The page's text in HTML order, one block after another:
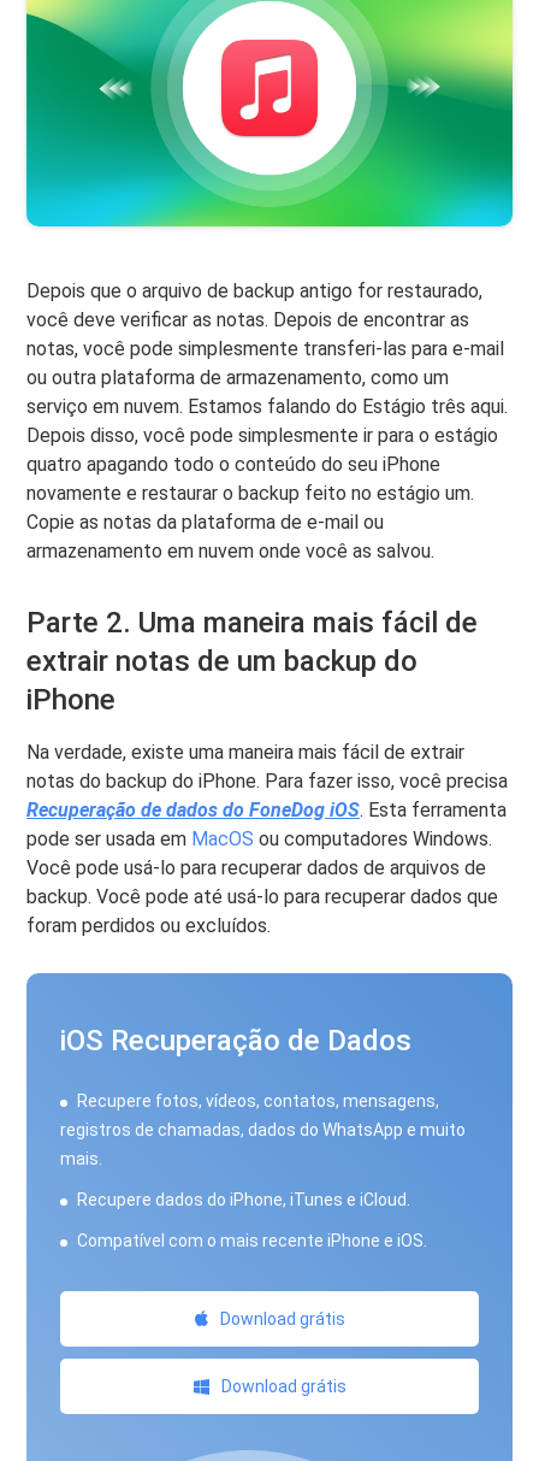
Depois que o arquivo de backup antigo for restaurado,
você deve verificar as notas. Depois de encontrar as
notas, você pode simplesmente transferi-las para e-mail
ou outra plataforma de armazenamento, como um
serviço em nuvem. Estamos falando do Estágio três aqui.
Depois disso, você pode simplesmente ir para o estágio
quatro apagando todo o conteúdo do seu iPhone
novamente e restaurar o backup feito no estágio um.
Copie as notas da plataforma de e-mail ou
armazenamento em nuvem onde você as salvou.
Parte 2. Uma maneira mais fácil de
extrair notas de um backup do
iPhone
Na verdade, existe uma maneira mais fácil de extrair
notas do backup do iPhone. Para fazer isso, você precisa
Recuperação de dados do FoneDog iOS. Esta ferramenta
pode ser usada em MacOS ou computadores Windows.
Você pode usá-lo para recuperar dados de arquivos de
backup. Você pode até usá-lo para recuperar dados que
foram perdidos ou excluídos.
iOS Recuperação de Dados
Recupere fotos, vídeos, contatos, mensagens,
registros de chamadas, dados do WhatsApp e muito
mais.
Recupere dados do iPhone, iTunes e iCloud.
Compatível com o mais recente iPhone e iOS.
Download grátis
Download grátis